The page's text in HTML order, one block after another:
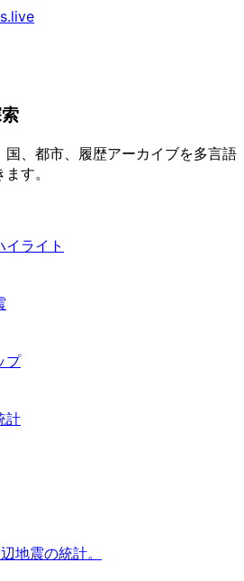
国、都市、履歴アーカイブを多言語
す。
ライト
プ
計
地震の統計。